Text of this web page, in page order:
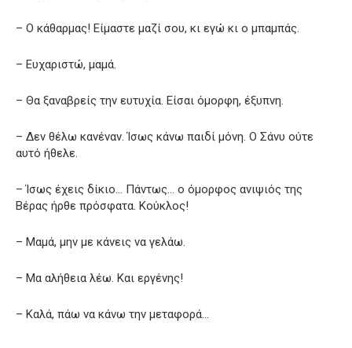
– Ο κάθαρμας! Είμαστε μαζί σου, κι εγώ κι ο μπαμπάς.
– Ευχαριστώ, μαμά.
– Θα ξαναβρείς την ευτυχία. Είσαι όμορφη, έξυπνη.
– Δεν θέλω κανέναν. Ίσως κάνω παιδί μόνη. Ο Σάνυ ούτε
αυτό ήθελε.
– Ίσως έχεις δίκιο… Πάντως… ο όμορφος ανιψιός της
Βέρας ήρθε πρόσφατα. Κούκλος!
– Μαμά, μην με κάνεις να γελάω.
– Μα αλήθεια λέω. Και εργένης!
– Καλά, πάω να κάνω την μεταφορά…